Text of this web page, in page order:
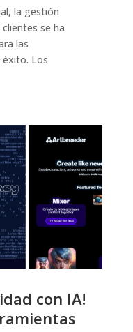
la gestión
se ha
las
éxito. Los
con IA!